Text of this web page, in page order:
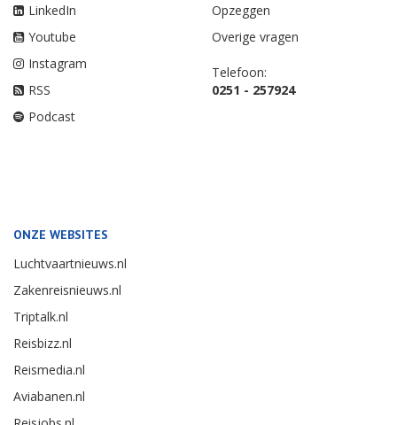
LinkedIn
Youtube
Instagram
RSS
Podcast
Opzeggen
Overige vragen
Telefoon:
0251 - 257924
ONZE WEBSITES
Luchtvaartnieuws.nl
Zakenreisnieuws.nl
Triptalk.nl
Reisbizz.nl
Reismedia.nl
Aviabanen.nl